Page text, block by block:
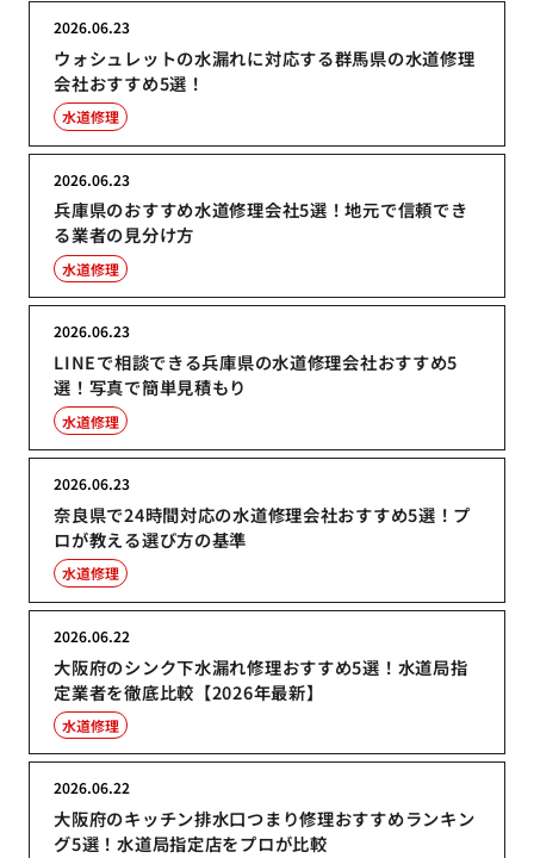
ウォシュレットの水漏れに対応する群馬県の水道修理
会社おすすめ5選！
2026.06.23
水道修理
兵庫県のおすすめ水道修理会社5選！地元で信頼でき
る業者の見分け方
2026.06.23
水道修理
LINEで相談できる兵庫県の水道修理会社おすすめ5
選！写真で簡単見積もり
2026.06.23
水道修理
奈良県で24時間対応の水道修理会社おすすめ5選！プ
ロが教える選び方の基準
2026.06.23
水道修理
大阪府のシンク下水漏れ修理おすすめ5選！水道局指
定業者を徹底比較【2026年最新】
2026.06.22
水道修理
大阪府のキッチン排水口つまり修理おすすめランキン
グ5選！水道局指定店をプロが比較
2026.06.22